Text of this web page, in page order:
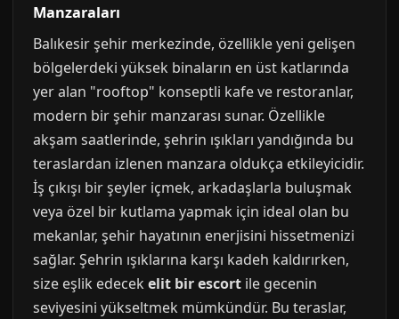
Manzaraları
Balıkesir şehir merkezinde, özellikle yeni gelişen
bölgelerdeki yüksek binaların en üst katlarında
yer alan "rooftop" konseptli kafe ve restoranlar,
modern bir şehir manzarası sunar. Özellikle
akşam saatlerinde, şehrin ışıkları yandığında bu
teraslardan izlenen manzara oldukça etkileyicidir.
İş çıkışı bir şeyler içmek, arkadaşlarla buluşmak
veya özel bir kutlama yapmak için ideal olan bu
mekanlar, şehir hayatının enerjisini hissetmenizi
sağlar. Şehrin ışıklarına karşı kadeh kaldırırken,
size eşlik edecek elit bir escort ile gecenin
seviyesini yükseltmek mümkündür. Bu teraslar,